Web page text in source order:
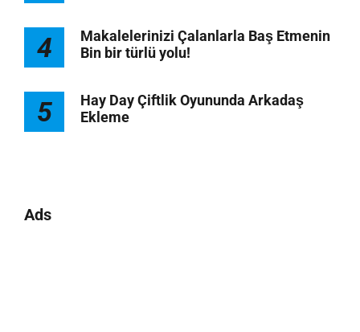
4
Makalelerinizi Çalanlarla Baş Etmenin
Bin bir türlü yolu!
5
Hay Day Çiftlik Oyununda Arkadaş
Ekleme
Ads